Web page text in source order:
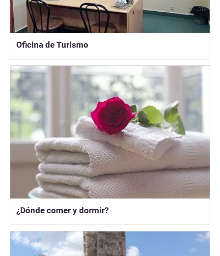
Oficina de Turismo
¿Dónde comer y dormir?